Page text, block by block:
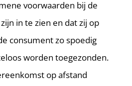
voorwaarden bij de
in te zien en dat zij op
consument zo spoedig
worden toegezonden.
op afstand